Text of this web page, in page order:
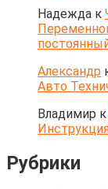
Надежда к
Александр
Авто
Владимир к
Рубрики